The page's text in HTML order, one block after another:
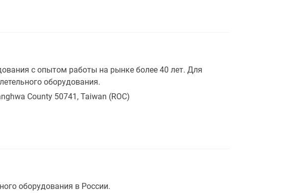
с опытом работы на рынке более 40 лет. Для
оборудования.
County 50741, Taiwan (ROC)
оборудования в России.